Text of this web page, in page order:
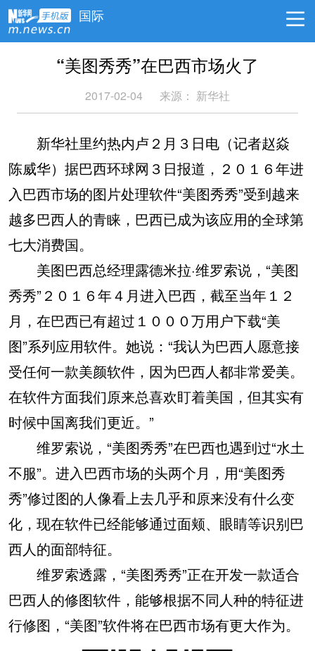
国际
“美图秀秀”在巴西市场火了
2017-02-04 来源： 新华社
新华社里约热内卢２月３日电（记者赵焱
陈威华）据巴西环球网３日报道，２０１６年进
入巴西市场的图片处理软件“美图秀秀”受到越来
越多巴西人的青睐，巴西已成为该应用的全球第
七大消费国。
美图巴西总经理露德米拉·维罗索说，“美图
秀秀”２０１６年４月进入巴西，截至当年１２
月，在巴西已有超过１０００万用户下载“美
图”系列应用软件。她说：“我认为巴西人愿意接
受任何一款美颜软件，因为巴西人都非常爱美。
在软件方面我们原来总喜欢盯着美国，但其实有
时候中国离我们更近。”
维罗索说，“美图秀秀”在巴西也遇到过“水土
不服”。进入巴西市场的头两个月，用“美图秀
秀”修过图的人像看上去几乎和原来没有什么变
化，现在软件已经能够通过面颊、眼睛等识别巴
西人的面部特征。
维罗索透露，“美图秀秀”正在开发一款适合
巴西人的修图软件，能够根据不同人种的特征进
行修图，“美图”软件将在巴西市场有更大作为。